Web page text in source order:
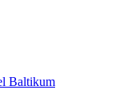
Baltikum